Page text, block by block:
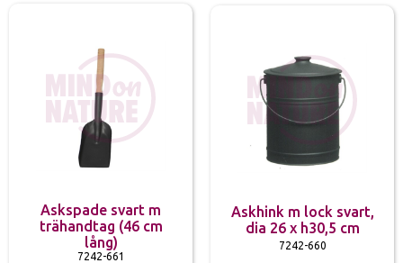
Askspade svart m
trähandtag (46 cm
lång)
7242-661
Askhink m lock svart,
dia 26 x h30,5 cm
7242-660